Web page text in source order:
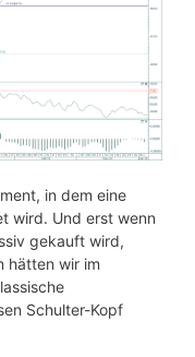
in dem eine
wird. Und erst wenn
gekauft wird,
hätten wir im
Schulter-Kopf